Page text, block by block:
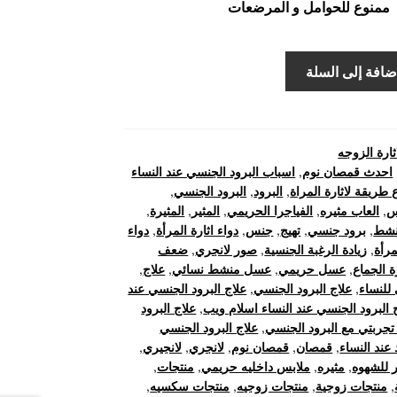
ممنوع للحوامل و المرضعات
إلى السلة
الزوجه
احدث قمصان نوم, اسباب البرود الجنسي عند النساء
لاثارة المراة, البرود, البرود الجنسي,
, العاب مثيره, الفياجرا الحريمي, المثير , المثيرة,
, برود جنسي, تهيج, جنس, دواء اثارة المرأة, دواء
, زيادة الرغبة الجنسية, صور لانجري, ضعف
الجماع, عسل حريمي, عسل منشط نسائي, علاج,
, علاج البرود الجنسي, علاج البرود الجنسي عند
البرود الجنسي عند النساء اسلام ويب, علاج البرود
مع البرود الجنسي, علاج البرود الجنسي
عند النساء, قمصان, قمصان نوم, لانجري, لانجيري,
للشهوه, مثيره, ملابس داخليه حريمي, منتجات,
, منتجات زوجية, منتجات زوجيه, منتجات سكسيه,